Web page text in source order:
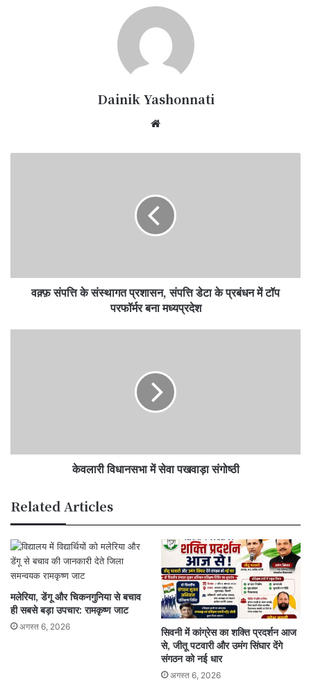
Dainik Yashonnati
प्रबंधन
वक़्फ़ संपत्ति के संस्थागत प्रशासन, संपत्ति डेटा के प्रबंधन में टॉप
परफॉर्मर बना मध्यप्रदेश
केवलारी विधानसभा में सेवा पखवाड़ा संगोष्ठी
Related Articles
मलेरिया, डेंगू और चिकनगुनिया से बचाव
ही सबसे बड़ा उपचार: रामकृष्ण जाट
अगस्त 6, 2026
सिवनी में कांग्रेस का शक्ति प्रदर्शन आज
से, जीतू पटवारी और उमंग सिंघार देंगे
संगठन को नई धार
अगस्त 6, 2026